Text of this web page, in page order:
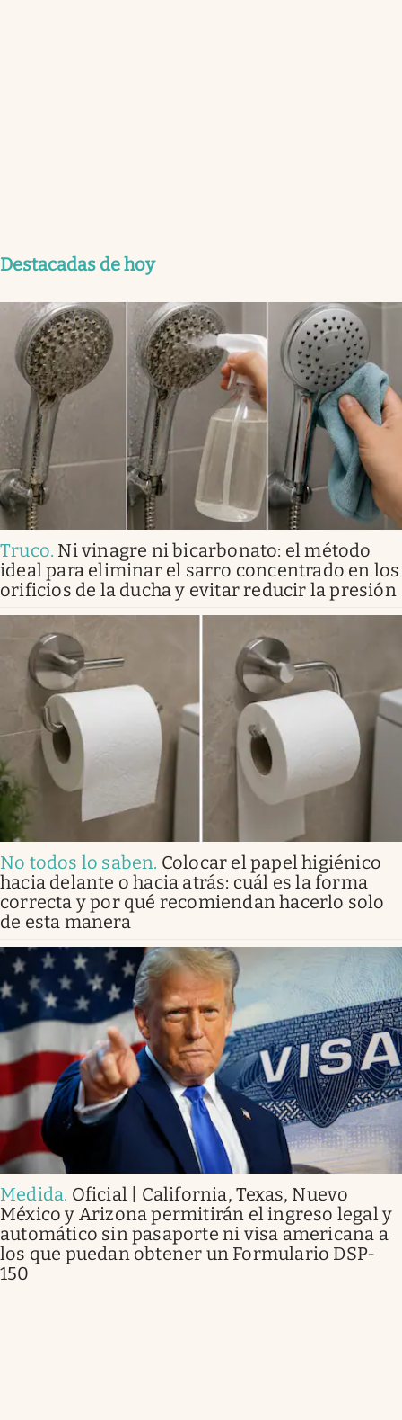
Destacadas de hoy
Truco. Ni vinagre ni bicarbonato: el método
ideal para eliminar el sarro concentrado en los
orificios de la ducha y evitar reducir la presión
No todos lo saben. Colocar el papel higiénico
hacia delante o hacia atrás: cuál es la forma
correcta y por qué recomiendan hacerlo solo
de esta manera
Medida. Oficial | California, Texas, Nuevo
México y Arizona permitirán el ingreso legal y
automático sin pasaporte ni visa americana a
los que puedan obtener un Formulario DSP-
150